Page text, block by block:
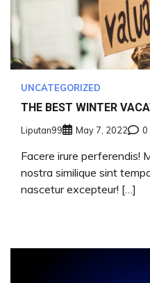
UNCATEGORIZED
THE BEST WINTER
Liputan99 May 7, 2022 0
Facere irure perferendis!
nostra similique sint
nascetur excepteur! […]